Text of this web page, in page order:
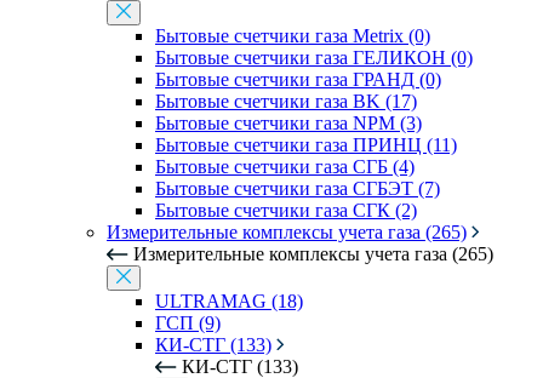
Бытовые счетчики газа Metrix (0)
Бытовые счетчики газа ГЕЛИКОН (0)
Бытовые счетчики газа ГРАНД (0)
Бытовые счетчики газа BK (17)
Бытовые счетчики газа NPM (3)
Бытовые счетчики газа ПРИНЦ (11)
Бытовые счетчики газа СГБ (4)
Бытовые счетчики газа СГБЭТ (7)
Бытовые счетчики газа СГК (2)
Измерительные комплексы учета газа (265)
Измерительные комплексы учета газа (265)
ULTRAMAG (18)
ГСП (9)
КИ-СТГ (133)
КИ-СТГ (133)